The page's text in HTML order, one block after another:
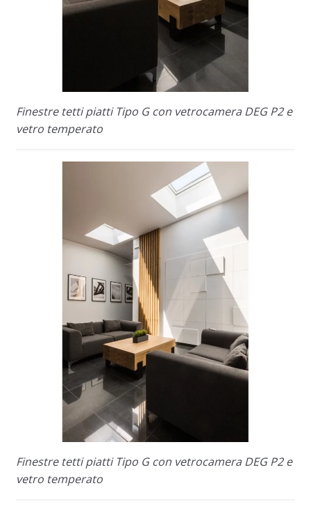
Finestre tetti piatti Tipo G con vetrocamera DEG P2 e
vetro temperato
Finestre tetti piatti Tipo G con vetrocamera DEG P2 e
vetro temperato